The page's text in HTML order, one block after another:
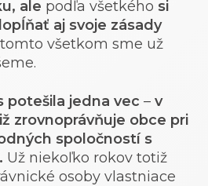
ale podľa všetkého si
aj svoje zásady
všetkom sme už
potešila jedna vec – v
zrovnoprávňuje obce pri
spoločností s
Už niekoľko rokov totiž
osoby vlastniace